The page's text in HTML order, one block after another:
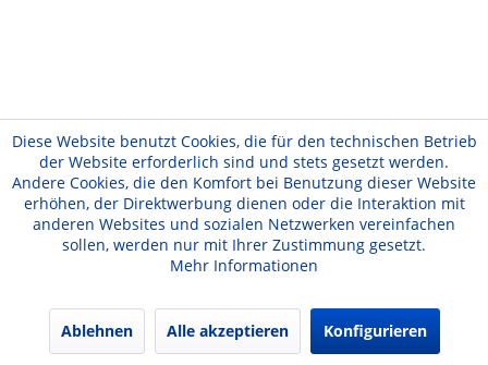
Diese Website benutzt Cookies, die für den technischen Betrieb
der Website erforderlich sind und stets gesetzt werden.
Andere Cookies, die den Komfort bei Benutzung dieser Website
erhöhen, der Direktwerbung dienen oder die Interaktion mit
anderen Websites und sozialen Netzwerken vereinfachen
sollen, werden nur mit Ihrer Zustimmung gesetzt.
Mehr Informationen
Ablehnen Alle akzeptieren Konfigurieren